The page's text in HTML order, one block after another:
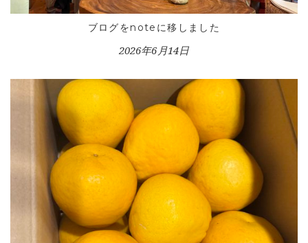
LESSON
CONTACT
ブログをnoteに移しました
2026年6月14日